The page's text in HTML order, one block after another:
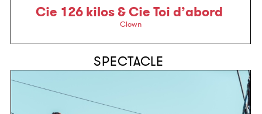
Cie 126 kilos & Cie Toi d’abord
Clown
SPECTACLE